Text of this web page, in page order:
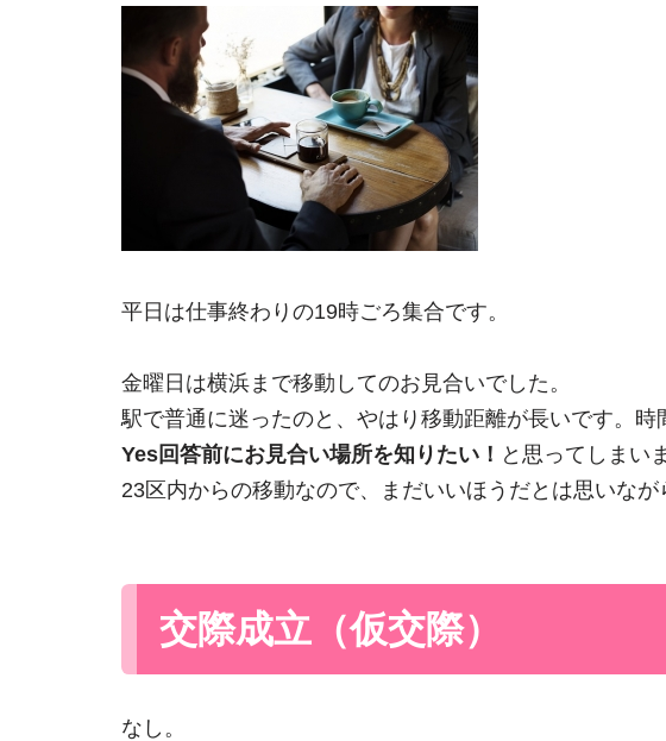
平日は仕事終わりの19時ごろ集合です。
金曜日は横浜まで移動してのお見合いでした。
駅で普通に迷ったのと、やはり移動距離が長いです。時
Yes回答前にお見合い場所を知りたい！ と思ってしまい
23区内からの移動なので、まだいいほうだとは思いな
交際成立（仮交際）
なし。